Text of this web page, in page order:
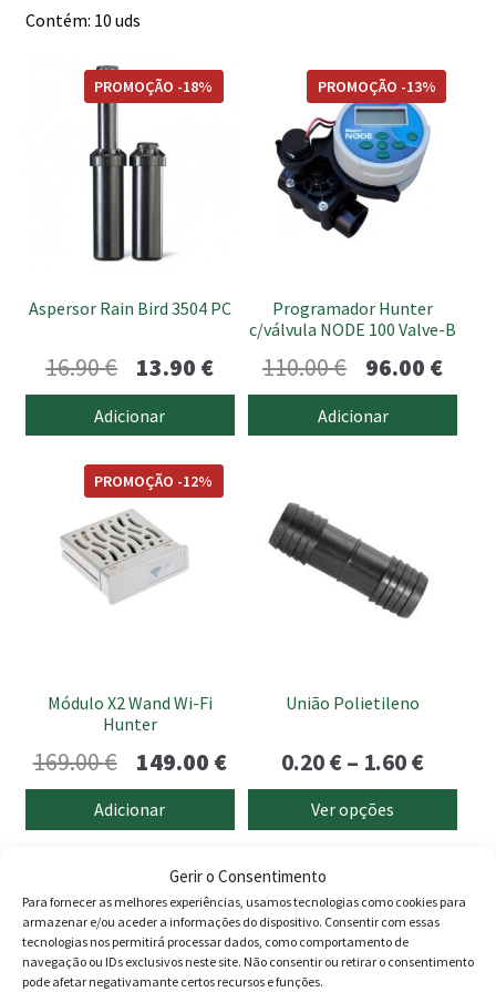
Gerir o Consentimento
Para fornecer as melhores experiências, usamos tecnologias como cookies para
armazenar e/ou aceder a informações do dispositivo. Consentir com essas
tecnologias nos permitirá processar dados, como comportamento de
navegação ou IDs exclusivos neste site. Não consentir ou retirar o consentimento
pode afetar negativamante certos recursos e funções.
Contém: 10 uds
Aspersor Rain Bird 3504 PC
PROMOÇÃO -18%
16.90€
O
preço
original
era:
16.90 €.
13.90 €O
preço
atual
13.90 €.
Adicionar
Programador Hunter
c/válvula NODE 100 Valve-B
PROMOÇÃO -13%
110.00€
preço
original
96.00 €O
Adicionar
Módulo X2 Wand Wi-Fi
Hunter
PROMOÇÃO -12%
169.00€
preço
original
169.00 €.
149.00 €O
preço
atual
é:
149.00 €.
Adicionar
União Polietileno
0.20€– 1.60€Price
range:
0.20 €
1.60 €
Ver opções
multiple
chosen
page
Produtos
Agricultura